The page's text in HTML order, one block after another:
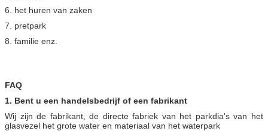
6. het huren van zaken
7. pretpark
8. familie enz.
FAQ
1. Bent u een handelsbedrijf of een fabrikant
Wij zijn de fabrikant, de directe fabriek van het parkdia's van het
glasvezel het grote water en materiaal van het waterpark